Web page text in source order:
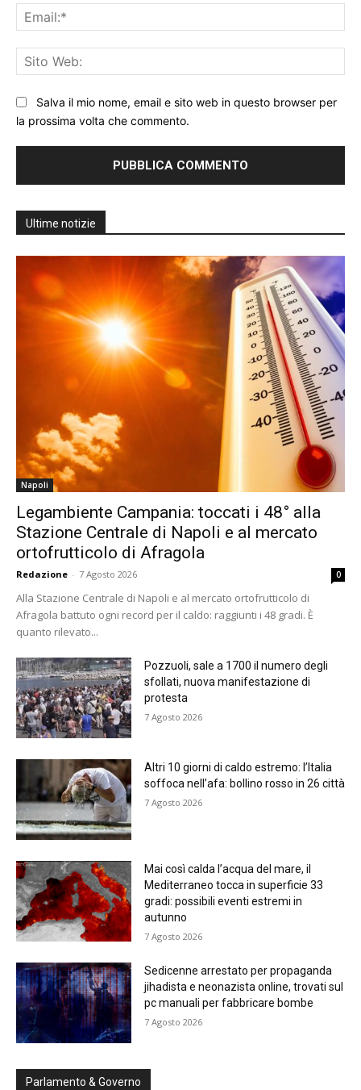
Salva il mio nome, email e sito web in questo browser per
la prossima volta che commento.
Ultime notizie
Napoli
Legambiente Campania: toccati i 48° alla
Stazione Centrale di Napoli e al mercato
ortofrutticolo di Afragola
Redazione - 7 Agosto 2026 0
Alla Stazione Centrale di Napoli e al mercato ortofrutticolo di
Afragola battuto ogni record per il caldo: raggiunti i 48 gradi. È
quanto rilevato...
Pozzuoli, sale a 1700 il numero degli
sfollati, nuova manifestazione di
protesta
7 Agosto 2026
Altri 10 giorni di caldo estremo: l’Italia
soffoca nell’afa: bollino rosso in 26 città
7 Agosto 2026
Mai così calda l’acqua del mare, il
Mediterraneo tocca in superficie 33
gradi: possibili eventi estremi in
autunno
7 Agosto 2026
Sedicenne arrestato per propaganda
jihadista e neonazista online, trovati sul
pc manuali per fabbricare bombe
7 Agosto 2026
Parlamento & Governo